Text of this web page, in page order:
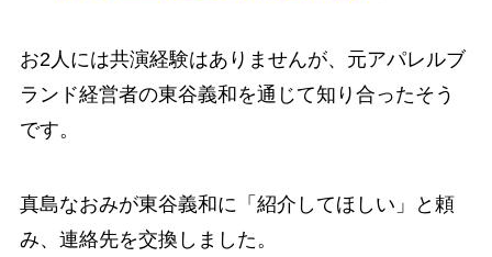
お2人には共演経験はありませんが、元アパレルブ
ランド経営者の東谷義和を通じて知り合ったそう
です。
真島なおみが東谷義和に「紹介してほしい」と頼
み、連絡先を交換しました。